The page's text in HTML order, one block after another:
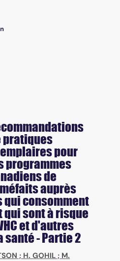
pratiques
pour
programmes
de
auprès
qui consomment
qui sont à risque
et d'autres
- Partie 2
; H. GOHIL ; M.